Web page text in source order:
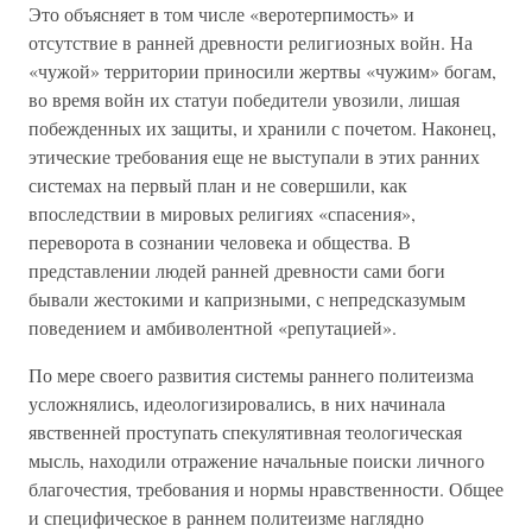
Это объясняет в том числе «веротерпимость» и
отсутствие в ранней древности религиозных войн. На
«чужой» территории приносили жертвы «чужим» богам,
во время войн их статуи победители увозили, лишая
побежденных их защиты, и хранили с почетом. Наконец,
этические требования еще не выступали в этих ранних
системах на первый план и не совершили, как
впоследствии в мировых религиях «спасения»,
переворота в сознании человека и общества. В
представлении людей ранней древности сами боги
бывали жестокими и капризными, с непредсказумым
поведением и амбиволентной «репутацией».
По мере своего развития системы раннего политеизма
усложнялись, идеологизировались, в них начинала
явственней проступать спекулятивная теологическая
мысль, находили отражение начальные поиски личного
благочестия, требования и нормы нравственности. Общее
и специфическое в раннем политеизме наглядно